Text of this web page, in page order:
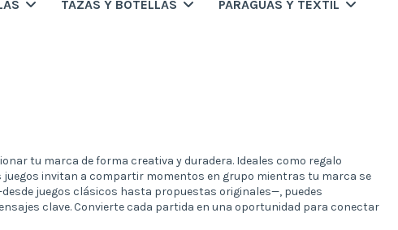
TAZAS Y BOTELLAS PARAGUAS Y TEXTIL
tu marca de forma creativa y duradera. Ideales como regalo
invitan a compartir momentos en grupo mientras tu marca se
juegos clásicos hasta propuestas originales—, puedes
clave. Convierte cada partida en una oportunidad para conectar